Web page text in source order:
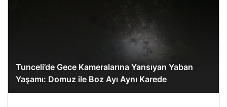
Tunceli’de Gece Kameralarına Yansıyan Yaban
Yaşamı: Domuz ile Boz Ayı Aynı Karede